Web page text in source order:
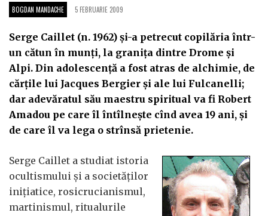
BOGDAN MANDACHE 5 FEBRUARIE 2009
Serge Caillet (n. 1962) şi-a petrecut copilăria într-
un cătun în munţi, la graniţa dintre Drome şi
Alpi. Din adolescenţă a fost atras de alchimie, de
cărţile lui Jacques Bergier şi ale lui Fulcanelli;
dar adevăratul său maestru spiritual va fi Robert
Amadou pe care îl întîlneşte cînd avea 19 ani, şi
de care îl va lega o strînsă prietenie.
Serge Caillet a studiat istoria
ocultismului şi a societăţilor
iniţiatice, rosicrucianismul,
martinismul, ritualurile